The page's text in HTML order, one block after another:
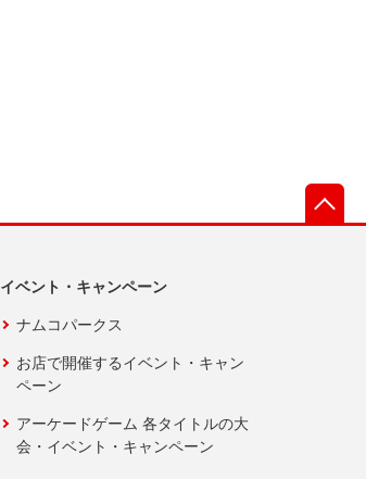
イベント・キャンペーン
ナムコパークス
お店で開催するイベント・キャン
ペーン
アーケードゲーム 各タイトルの大
会・イベント・キャンペーン